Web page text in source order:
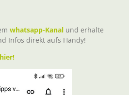
whatsapp-Kanal und erhalte
Infos direkt aufs Handy!
hier!